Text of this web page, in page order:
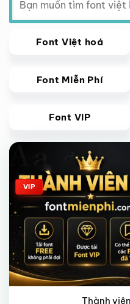
kiếm:
Font Việt hoá
Font Miễn Phí
Font VIP
Giảm giá!
VIP
Thành